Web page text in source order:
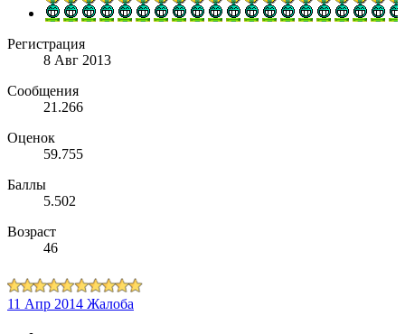
Регистрация
8 Авг 2013
Сообщения
21.266
Оценок
59.755
Баллы
5.502
Возраст
46
11 Апр 2014 Жалоба